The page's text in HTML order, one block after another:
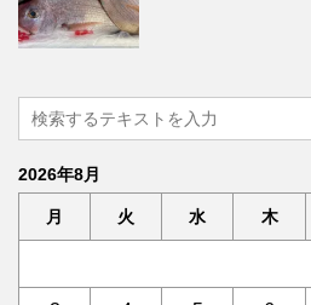
2026年8月
月 火 水 木